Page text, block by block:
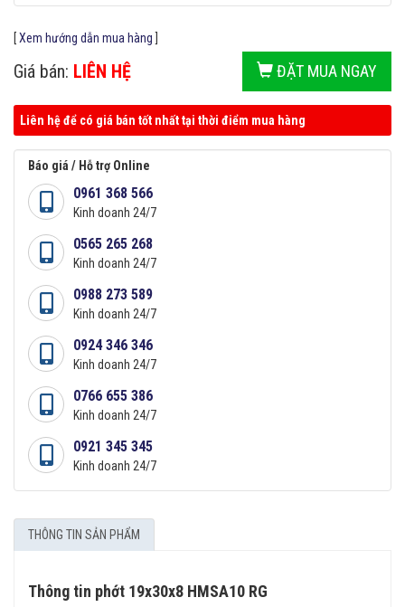
[Xem hướng dẫn mua hàng
Giá bán: LIÊN HỆ ĐẶT MUA NGAY
Liên hệ để có giá bán tốt nhất tại thời điểm mua hàng
Báo giá / Hỗ trợ Online
0961 368 566
Kinh doanh 24/7
0565 265 268
Kinh doanh 24/7
0988 273 589
Kinh doanh 24/7
0924 346 346
Kinh doanh 24/7
0766 655 386
Kinh doanh 24/7
0921 345 345
Kinh doanh 24/7
THÔNG TIN SẢN PHẨM
Thông tin phớt 19x30x8 HMSA10 RG